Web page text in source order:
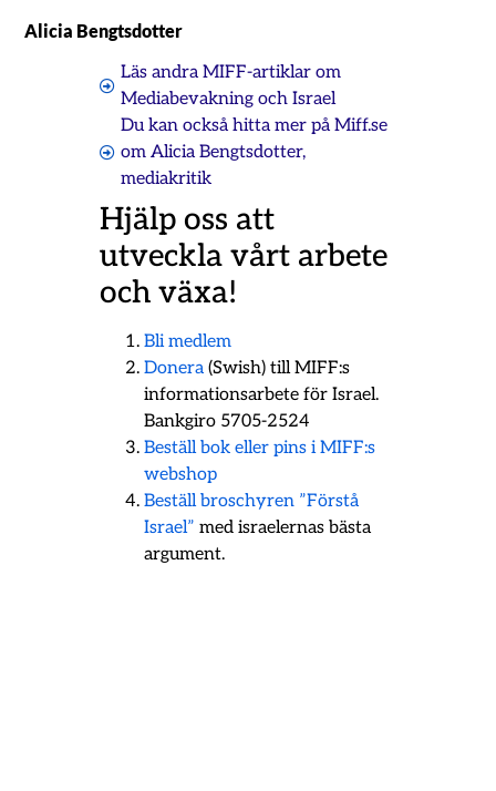
Alicia Bengtsdotter
Läs andra MIFF-artiklar om
Mediabevakning och Israel
Du kan också hitta mer på Miff.se
om Alicia Bengtsdotter,
mediakritik
Hjälp oss att
utveckla vårt arbete
och växa!
Bli medlem
Donera(Swish) till MIFF:s
informationsarbete för Israel.
Bankgiro 5705-2524
Beställ bok eller pins i MIFF:s
webshop
Beställ broschyren ”Förstå
Israel” med israelernas bästa
argument.